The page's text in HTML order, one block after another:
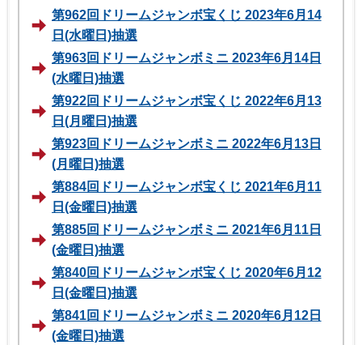
第962回ドリームジャンボ宝くじ 2023年6月14
日(水曜日)抽選
第963回ドリームジャンボミニ 2023年6月14日
(水曜日)抽選
第922回ドリームジャンボ宝くじ 2022年6月13
日(月曜日)抽選
第923回ドリームジャンボミニ 2022年6月13日
(月曜日)抽選
第884回ドリームジャンボ宝くじ 2021年6月11
日(金曜日)抽選
第885回ドリームジャンボミニ 2021年6月11日
(金曜日)抽選
第840回ドリームジャンボ宝くじ 2020年6月12
日(金曜日)抽選
第841回ドリームジャンボミニ 2020年6月12日
(金曜日)抽選